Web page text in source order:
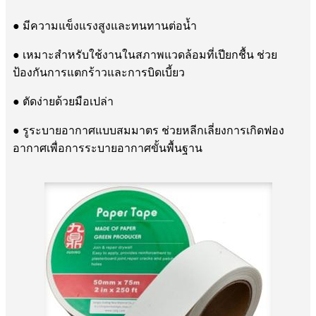
● มีความแข็งแรงสูงและทนทานต่อน้ำ
● เหมาะสำหรับใช้งานในสภาพแวดล้อมที่เปียกชื้น ช่วย
ป้องกันการแตกร้าวและการบิดเบี้ยว
● ตัดง่ายด้วยมือเปล่า
● รูระบายอากาศแบบสมมาตร ช่วยหลีกเลี่ยงการเกิดฟอง
อากาศเพื่อการระบายอากาศขั้นพื้นฐาน